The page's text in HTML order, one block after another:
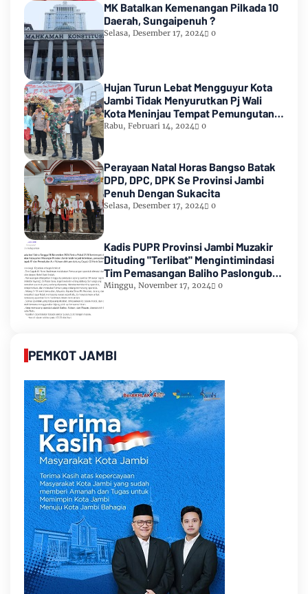
MK Batalkan Kemenangan Pilkada 10
Daerah, Sungaipenuh ?
Selasa, Desember 17, 2024 0
Hujan Turun Lebat Mengguyur Kota
Jambi Tidak Menyurutkan Pj Wali
Kota Meninjau Tempat Pemungutan
Suara Pemilu 2024
Rabu, Februari 14, 2024 0
Perayaan Natal Horas Bangso Batak
DPD, DPC, DPK Se Provinsi Jambi
Penuh Dengan Sukacita
Selasa, Desember 17, 2024 0
Kadis PUPR Provinsi Jambi Muzakir
Dituding "Terlibat" Mengintimindasi
Tim Pemasangan Baliho Paslongub
Romi-Sudirman
Minggu, November 17, 2024 0
PEMKOT JAMBI